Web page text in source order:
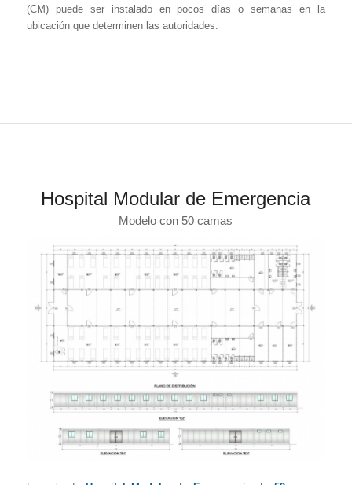
(CM) puede ser instalado en pocos días o semanas en la
ubicación que determinen las autoridades.
Hospital Modular de Emergencia
Modelo con 50 camas